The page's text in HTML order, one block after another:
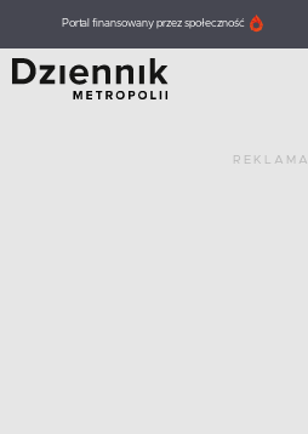
Portal finansowany przez społeczność
REKLAMA